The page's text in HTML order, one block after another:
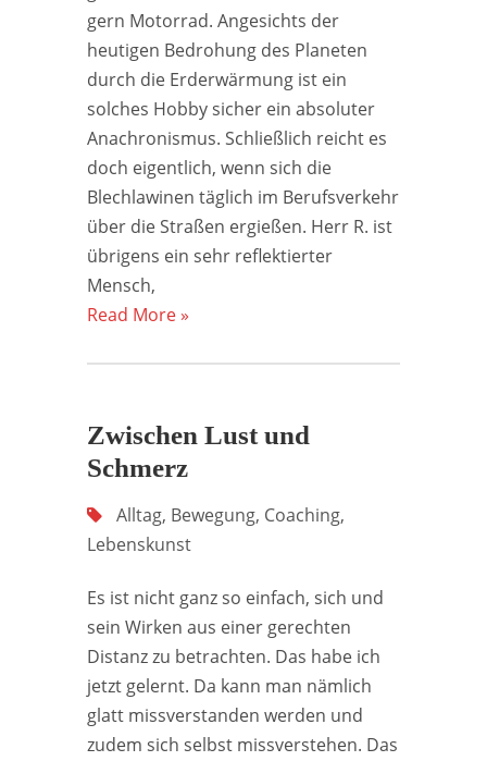
gern Motorrad. Angesichts der
heutigen Bedrohung des Planeten
durch die Erderwärmung ist ein
solches Hobby sicher ein absoluter
Anachronismus. Schließlich reicht es
doch eigentlich, wenn sich die
Blechlawinen täglich im Berufsverkehr
über die Straßen ergießen. Herr R. ist
übrigens ein sehr reflektierter
Mensch,
Read More »
Zwischen Lust und
Schmerz
Alltag, Bewegung, Coaching,
Lebenskunst
Es ist nicht ganz so einfach, sich und
sein Wirken aus einer gerechten
Distanz zu betrachten. Das habe ich
jetzt gelernt. Da kann man nämlich
glatt missverstanden werden und
zudem sich selbst missverstehen. Das